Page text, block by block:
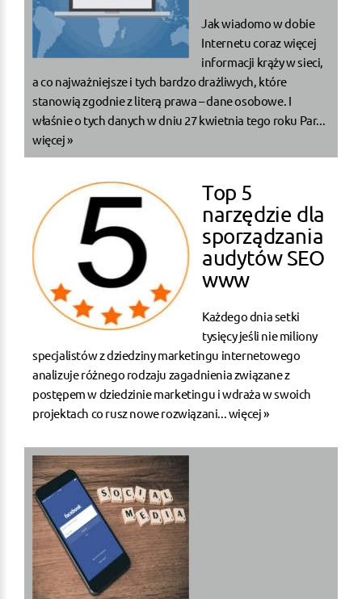
Jak wiadomo w dobie
Internetu coraz więcej
informacji krąży w sieci,
a co najważniejsze i tych bardzo drażliwych, które
stanowią zgodnie z literą prawa – dane osobowe. I
właśnie o tych danych w dniu 27 kwietnia tego roku Par...
więcej »
Top 5
narzędzie dla
sporządzania
audytów SEO
www
Każdego dnia setki
tysięcy jeśli nie miliony
specjalistów z dziedziny marketingu internetowego
analizuje różnego rodzaju zagadnienia związane z
postępem w dziedzinie marketingu i wdraża w swoich
projektach co rusz nowe rozwiązani... więcej »